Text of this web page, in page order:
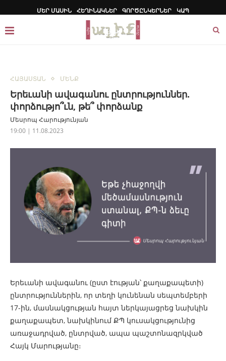
ՄԵՐ ՄԱՍԻՆ ՀԵՂԻՆԱԿՆԵՐ ԳՈՐԾԸՆԿԵՐՆԵՐ ԿԱՊ
ՀԱՅԱՍՏԱՆ ՄԵՆՔ
Երեւանի ավագանու ընտրություններ.
փորձությո՞ւն, թե՞ փորձանք
Մեսրոպ Հարությունյան
19:00 | 11.08.2023
Երեւանի ավագանու (ըստ էության՝ քաղաքապետի)
ընտրություններին, որ տեղի կունենան սեպտեմբերի
17-ին, մասնակցության հայտ ներկայացրեց նախկին
քաղաքապետ, նախկինում ՔՊ կուսակցությունից
առաջադրված, ընտրված, ապա պաշտոնազրկված
Հայկ Մարությանը։